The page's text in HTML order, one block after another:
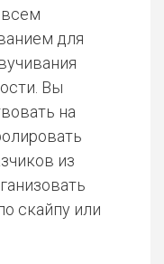
для
Вы
на
из
скайпу или